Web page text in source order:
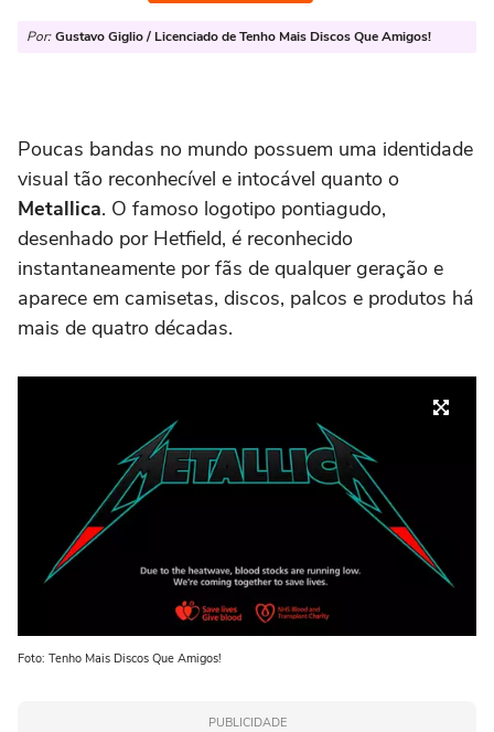
Por: Gustavo Giglio / Licenciado de Tenho Mais Discos Que Amigos!
Poucas bandas no mundo possuem uma identidade
visual tão reconhecível e intocável quanto o
Metallica. O famoso logotipo pontiagudo,
desenhado por Hetfield, é reconhecido
instantaneamente por fãs de qualquer geração e
aparece em camisetas, discos, palcos e produtos há
mais de quatro décadas.
Foto: Tenho Mais Discos Que Amigos!
PUBLICIDADE